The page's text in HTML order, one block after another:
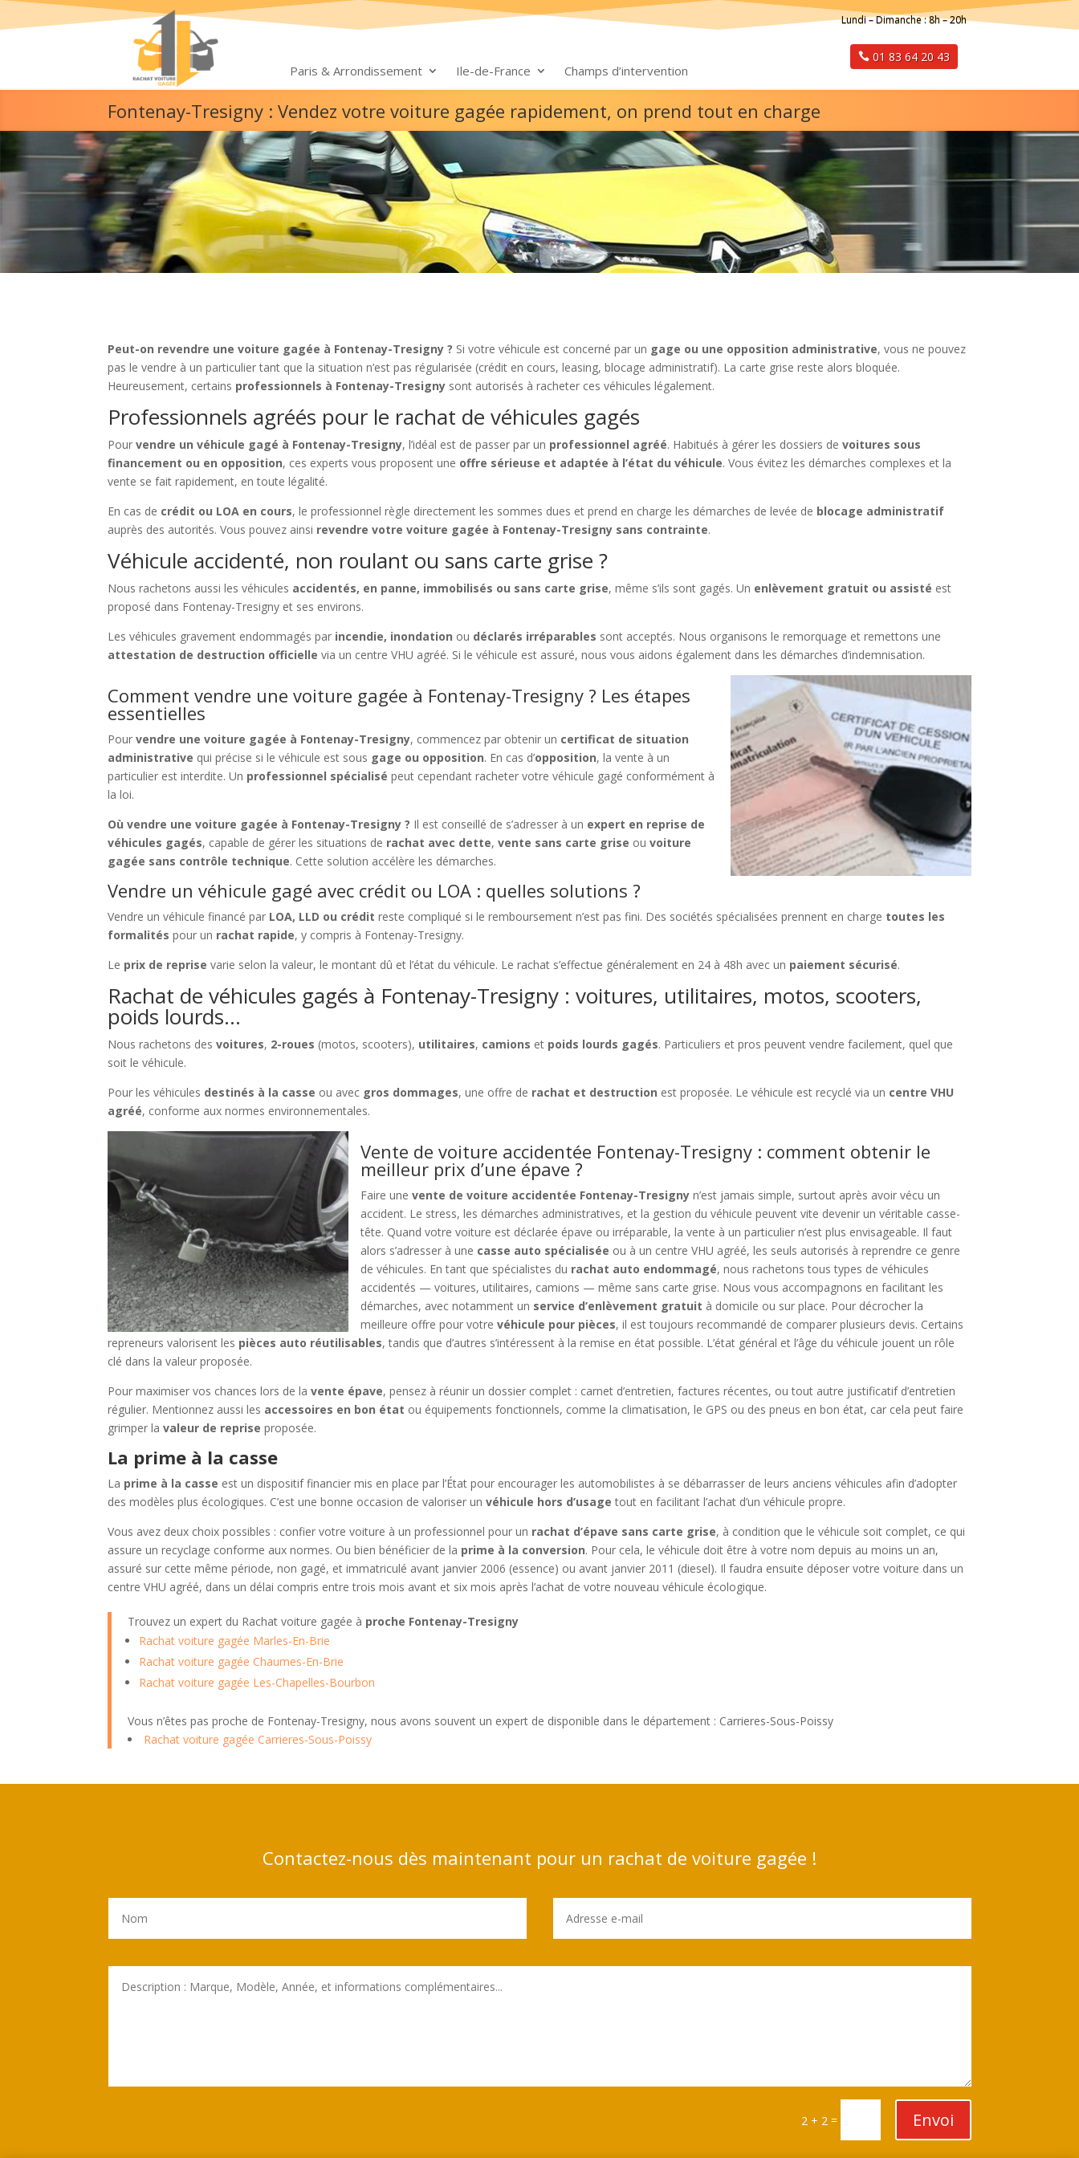
Paris & Arrondissement Ile-de-France Champs d’intervention
Lundi – Dimanche : 8h – 20h
01 83 64 20 43
Fontenay-Tresigny : Vendez votre voiture gagée rapidement, on prend tout en charge
Peut-on revendre une voiture gagée à Fontenay-Tresigny ? Si votre véhicule est concerné par un gage ou une opposition administrative, vous ne pouvez
pas le vendre à un particulier tant que la situation n’est pas régularisée (crédit en cours, leasing, blocage administratif). La carte grise reste alors bloquée.
Heureusement, certains professionnels à Fontenay-Tresigny sont autorisés à racheter ces véhicules légalement.
Professionnels agréés pour le rachat de véhicules gagés
Pourvendre un véhicule gagé à Fontenay-Tresigny, l’idéal est de passer par un professionnel agréé. Habitués à gérer les dossiers devoitures sous
financement ou en opposition, ces experts vous proposent une offre sérieuse et adaptée à l’état du véhicule. Vous évitez les démarches complexes et la
vente se fait rapidement, en toute légalité.
En cas de crédit ou LOA en cours, le professionnel règle directement les sommes dues et prend en charge les démarches de levée de blocage administratif
auprès des autorités. Vous pouvez ainsi revendre votre voiture gagée à Fontenay-Tresigny sans contrainte.
Véhicule accidenté, non roulant ou sans carte grise ?
Nous rachetons aussi les véhicules accidentés, en panne, immobilisés ou sans carte grise, même s’ils sont gagés. Un enlèvement gratuit ou assisté est
proposé dans Fontenay-Tresigny et ses environs.
Les véhicules gravement endommagés par incendie, inondation ou déclarés irréparables sont acceptés. Nous organisons le remorquage et remettons une
attestation de destruction officielle via un centre VHU agréé. Si le véhicule est assuré, nous vous aidons également dans les démarches d’indemnisation.
Comment vendre une voiture gagée à Fontenay-Tresigny ? Les étapes
essentielles
Pourvendre une voiture gagée à Fontenay-Tresigny, commencez par obtenir un certificat de situation
administrative qui précise si le véhicule est sous gage ou opposition. En cas d’opposition, la vente à un
particulier est interdite. Un professionnel spécialisé peut cependant racheter votre véhicule gagé conformément à
la loi.
Où vendre une voiture gagée à Fontenay-Tresigny ? Il est conseillé de s’adresser à un expert en reprise de
véhicules gagés, capable de gérer les situations de rachat avec dette,vente sans carte grise ouvoiture
gagée sans contrôle technique. Cette solution accélère les démarches.
Vendre un véhicule gagé avec crédit ou LOA : quelles solutions ?
Vendre un véhicule financé par LOA, LLD ou crédit reste compliqué si le remboursement n’est pas fini. Des sociétés spécialisées prennent en charge toutes les
formalités pour un rachat rapide, y compris à Fontenay-Tresigny.
Le prix de reprise varie selon la valeur, le montant dû et l’état du véhicule. Le rachat s’effectue généralement en 24 à 48h avec un paiement sécurisé.
Rachat de véhicules gagés à Fontenay-Tresigny : voitures, utilitaires, motos, scooters,
poids lourds…
Nous rachetons desvoitures, 2-roues (motos, scooters), utilitaires, camions et poids lourds gagés. Particuliers et pros peuvent vendre facilement, quel que
soit le véhicule.
Pour les véhicules destinés à la casse ou avec gros dommages, une offre de rachat et destruction est proposée. Le véhicule est recyclé via un centre VHU
agréé, conforme aux normes environnementales.
Vente de voiture accidentée Fontenay-Tresigny : comment obtenir le
meilleur prix d’une épave ?
Faire unevente de voiture accidentée Fontenay-Tresigny n’est jamais simple, surtout après avoir vécu un
accident. Le stress, les démarches administratives, et la gestion du véhicule peuvent vite devenir un véritable casse-
tête. Quand votre voiture est déclarée épave ou irréparable, la vente à un particulier n’est plus envisageable. Il faut
alors s’adresser à une casse auto spécialisée ou à un centre VHU agréé, les seuls autorisés à reprendre ce genre
de véhicules. En tant que spécialistes du rachat auto endommagé, nous rachetons tous types de véhicules
accidentés — voitures, utilitaires, camions — même sans carte grise. Nous vous accompagnons en facilitant les
démarches, avec notamment un service d’enlèvement gratuit à domicile ou sur place. Pour décrocher la
meilleure offre pour votrevéhicule pour pièces, il est toujours recommandé de comparer plusieurs devis. Certains
repreneurs valorisent les pièces auto réutilisables, tandis que d’autres s’intéressent à la remise en état possible. L’état général et l’âge du véhicule jouent un rôle
clé dans la valeur proposée.
Pour maximiser vos chances lors de lavente épave, pensez à réunir un dossier complet : carnet d’entretien, factures récentes, ou tout autre justificatif d’entretien
régulier. Mentionnez aussi les accessoires en bon état ou équipements fonctionnels, comme la climatisation, le GPS ou des pneus en bon état, car cela peut faire
grimper lavaleur de reprise proposée.
La prime à la casse
La prime à la casse est un dispositif financier mis en place par l’État pour encourager les automobilistes à se débarrasser de leurs anciens véhicules afin d’adopter
des modèles plus écologiques. C’est une bonne occasion de valoriser unvéhicule hors d’usage tout en facilitant l’achat d’un véhicule propre.
Vous avez deux choix possibles : confier votre voiture à un professionnel pour un rachat d’épave sans carte grise, à condition que le véhicule soit complet, ce qui
assure un recyclage conforme aux normes. Ou bien bénéficier de la prime à la conversion. Pour cela, le véhicule doit être à votre nom depuis au moins un an,
assuré sur cette même période, non gagé, et immatriculé avant janvier 2006 (essence) ou avant janvier 2011 (diesel). Il faudra ensuite déposer votre voiture dans un
centre VHU agréé, dans un délai compris entre trois mois avant et six mois après l’achat de votre nouveau véhicule écologique.
Trouvez un expert du Rachat voiture gagée à proche Fontenay-Tresigny
Rachat voiture gagée Marles-En-Brie
Rachat voiture gagée Chaumes-En-Brie
Rachat voiture gagée Les-Chapelles-Bourbon
Vous n’êtes pas proche de Fontenay-Tresigny, nous avons souvent un expert de disponible dans le département : Carrieres-Sous-Poissy
Rachat voiture gagée Carrieres-Sous-Poissy
Contactez-nous dès maintenant pour un rachat de voiture gagée !
2 + 2 = Envoi